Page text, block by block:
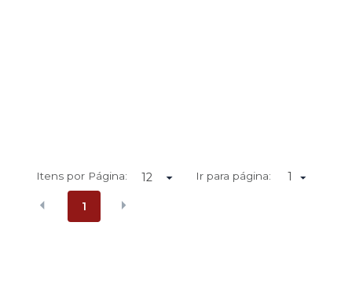
Itens por Página: Ir para página: 1
1